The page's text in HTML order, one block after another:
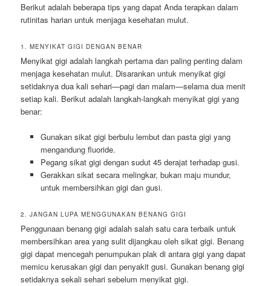
Berikut adalah beberapa tips yang dapat Anda terapkan dalam
rutinitas harian untuk menjaga kesehatan mulut.
1. MENYIKAT GIGI DENGAN BENAR
Menyikat gigi adalah langkah pertama dan paling penting dalam
menjaga kesehatan mulut. Disarankan untuk menyikat gigi
setidaknya dua kali sehari—pagi dan malam—selama dua menit
setiap kali. Berikut adalah langkah-langkah menyikat gigi yang
benar:
Gunakan sikat gigi berbulu lembut dan pasta gigi yang
mengandung fluoride.
Pegang sikat gigi dengan sudut 45 derajat terhadap gusi.
Gerakkan sikat secara melingkar, bukan maju mundur,
untuk membersihkan gigi dan gusi.
2. JANGAN LUPA MENGGUNAKAN BENANG GIGI
Penggunaan benang gigi adalah salah satu cara terbaik untuk
membersihkan area yang sulit dijangkau oleh sikat gigi. Benang
gigi dapat mencegah penumpukan plak di antara gigi yang dapat
memicu kerusakan gigi dan penyakit gusi. Gunakan benang gigi
setidaknya sekali sehari sebelum menyikat gigi.